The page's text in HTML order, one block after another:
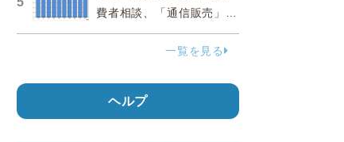
費者相談、「通信販売」が
38.0％占める…国民生活セ
一覧を見る
ヘルプ